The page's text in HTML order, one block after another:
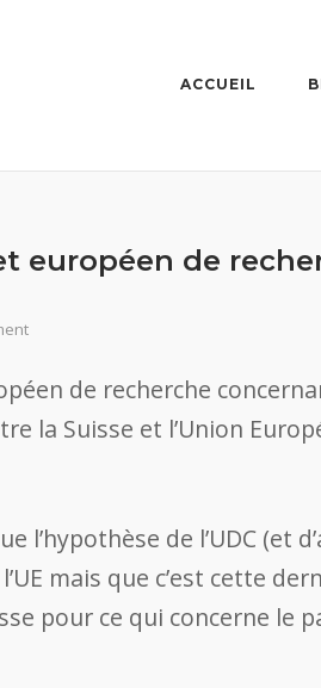
ACCUEIL
européen de
de recherche
la Suisse et l’Union
l’hypothèse de l’UDC (et
mais que c’est cette
pour ce qui concerne le